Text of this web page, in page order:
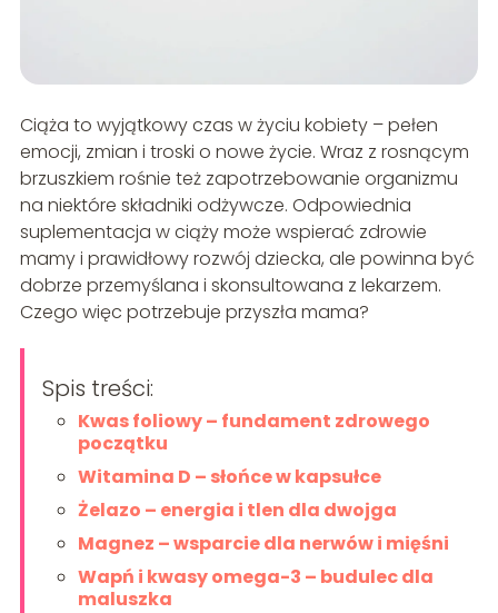
Ciąża to wyjątkowy czas w życiu kobiety – pełen
emocji, zmian i troski o nowe życie. Wraz z rosnącym
brzuszkiem rośnie też zapotrzebowanie organizmu
na niektóre składniki odżywcze. Odpowiednia
suplementacja w ciąży może wspierać zdrowie
mamy i prawidłowy rozwój dziecka, ale powinna być
dobrze przemyślana i skonsultowana z lekarzem.
Czego więc potrzebuje przyszła mama?
Spis treści:
Kwas foliowy – fundament zdrowego
początku
Witamina D – słońce w kapsułce
Żelazo – energia i tlen dla dwojga
Magnez – wsparcie dla nerwów i mięśni
Wapń i kwasy omega-3 – budulec dla
maluszka